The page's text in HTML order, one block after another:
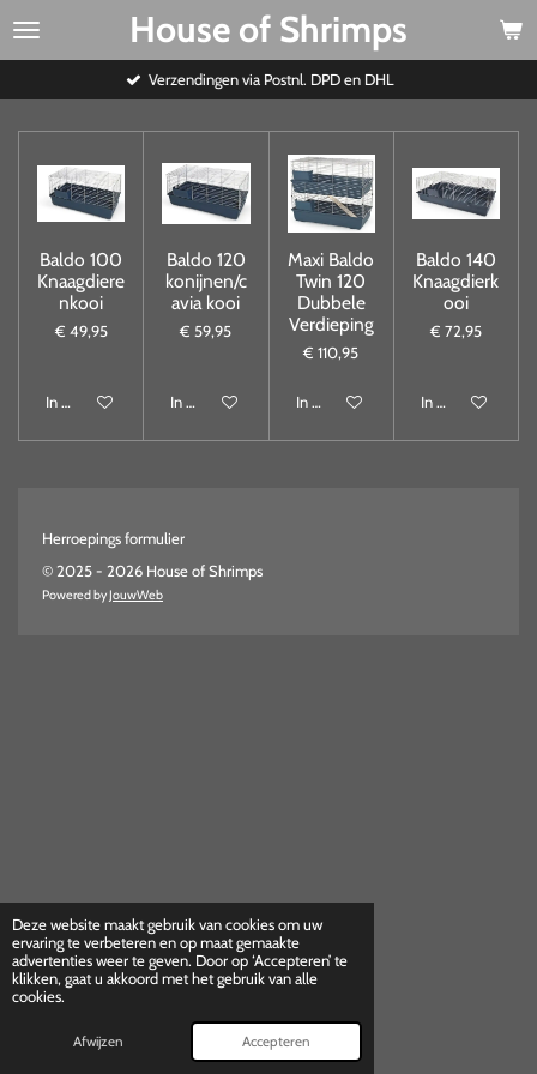
Deze website maakt gebruik van cookies om uw
ervaring te verbeteren en op maat gemaakte
advertenties weer te geven. Door op ‘Accepteren’ te
klikken, gaat u akkoord met het gebruik van alle
cookies.
Afwijzen Accepteren
Ga
House of Shrimps
Verzendingen via Postnl. DPD en DHL
Baldo 100
Knaagdiere
nkooi
€ 49,95
In winkelwagen
Baldo 120
konijnen/c
avia kooi
€ 59,95
In winkelwagen
Maxi Baldo
Twin 120
Dubbele
Verdieping
€ 110,95
In winkelwagen
Baldo 140
Knaagdierk
ooi
€ 72,95
In winkelwagen
Herroepings formulier
© 2025 - 2026 House of Shrimps
Powered by JouwWeb